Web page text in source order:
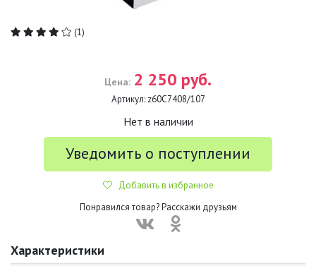
(1)
Цена: 2 250 руб.
Артикул: z60С7408/107
Нет в наличии
Уведомить о поступлении
Добавить в избранное
Понравился товар? Расскажи друзьям
Характеристики